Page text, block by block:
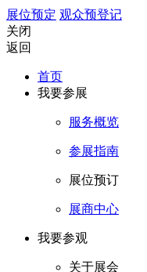
展位预定 观众预登记
关闭
返回
首页
我要参展
服务概览
参展指南
展位预订
展商中心
我要参观
关于展会